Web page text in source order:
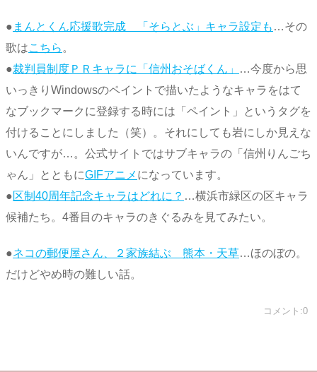
● まんとくん応援歌完成 「そらとぶ」キャラ設定も …その
歌はこちら 。
●裁判員制度ＰＲキャラに「信州おそばくん」
…今度から思
いっきりWindowsのペイントで描いたようなキャラをはて
なブックマークに登録する時には「ペイント」というタグを
付けることにしました（笑）。それにしても岩にしか見えな
いんですが…。公式サイトではサブキャラの「信州りんごち
ゃん」とともにGIFアニメ になっています。
●区制40周年記念キャラはどれに？ …横浜市緑区の区キャラ
候補たち。4番目のキャラのきぐるみを見てみたい。
●ネコの郵便屋さん、２家族結ぶ 熊本・天草…ほのぼの。
だけどやめ時の難しい話。
コメント:0